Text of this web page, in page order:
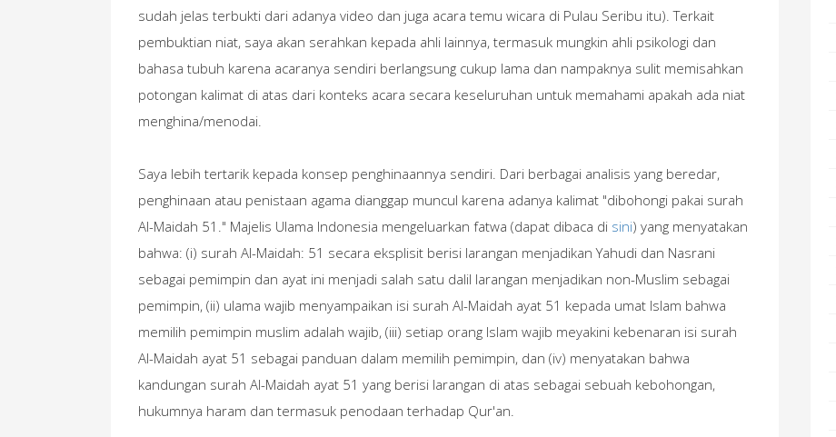
sudah jelas terbukti dari adanya video dan juga acara temu wicara di Pulau Seribu itu). Terkait
pembuktian niat, saya akan serahkan kepada ahli lainnya, termasuk mungkin ahli psikologi dan
bahasa tubuh karena acaranya sendiri berlangsung cukup lama dan nampaknya sulit memisahkan
potongan kalimat di atas dari konteks acara secara keseluruhan untuk memahami apakah ada niat
menghina/menodai.
Saya lebih tertarik kepada konsep penghinaannya sendiri. Dari berbagai analisis yang beredar,
penghinaan atau penistaan agama dianggap muncul karena adanya kalimat "dibohongi pakai surah
Al-Maidah 51." Majelis Ulama Indonesia mengeluarkan fatwa (dapat dibaca di sini) yang menyatakan
bahwa: (i) surah Al-Maidah: 51 secara eksplisit berisi larangan menjadikan Yahudi dan Nasrani
sebagai pemimpin dan ayat ini menjadi salah satu dalil larangan menjadikan non-Muslim sebagai
pemimpin, (ii) ulama wajib menyampaikan isi surah Al-Maidah ayat 51 kepada umat Islam bahwa
memilih pemimpin muslim adalah wajib, (iii) setiap orang Islam wajib meyakini kebenaran isi surah
Al-Maidah ayat 51 sebagai panduan dalam memilih pemimpin, dan (iv) menyatakan bahwa
kandungan surah Al-Maidah ayat 51 yang berisi larangan di atas sebagai sebuah kebohongan,
hukumnya haram dan termasuk penodaan terhadap Qur'an.